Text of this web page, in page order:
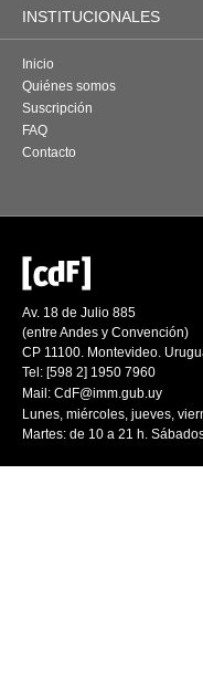
INSTITUCIONALES
Inicio
Quiénes somos
Suscripción
FAQ
Contacto
Av. 18 de Julio 885
(entre Andes y Convención)
CP 11100. Montevideo.
Tel: [598 2] 1950 7960
Mail: CdF@imm.gub.uy
Lunes, miércoles, jueves,
Martes: de 10 a 21 h.